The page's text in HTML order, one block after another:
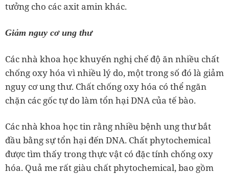
tưởng cho các axit amin khác.
Giảm nguy cơ ung thư
Các nhà khoa học khuyến nghị chế độ ăn nhiều chất
chống oxy hóa vì nhiều lý do, một trong số đó là giảm
nguy cơ ung thư. Chất chống oxy hóa có thể ngăn
chặn các gốc tự do làm tổn hại DNA của tế bào.
Các nhà khoa học tin rằng nhiều bệnh ung thư bắt
đầu bằng sự tổn hại đến DNA. Chất phytochemical
được tìm thấy trong thực vật có đặc tính chống oxy
hóa. Quả me rất giàu chất phytochemical, bao gồm